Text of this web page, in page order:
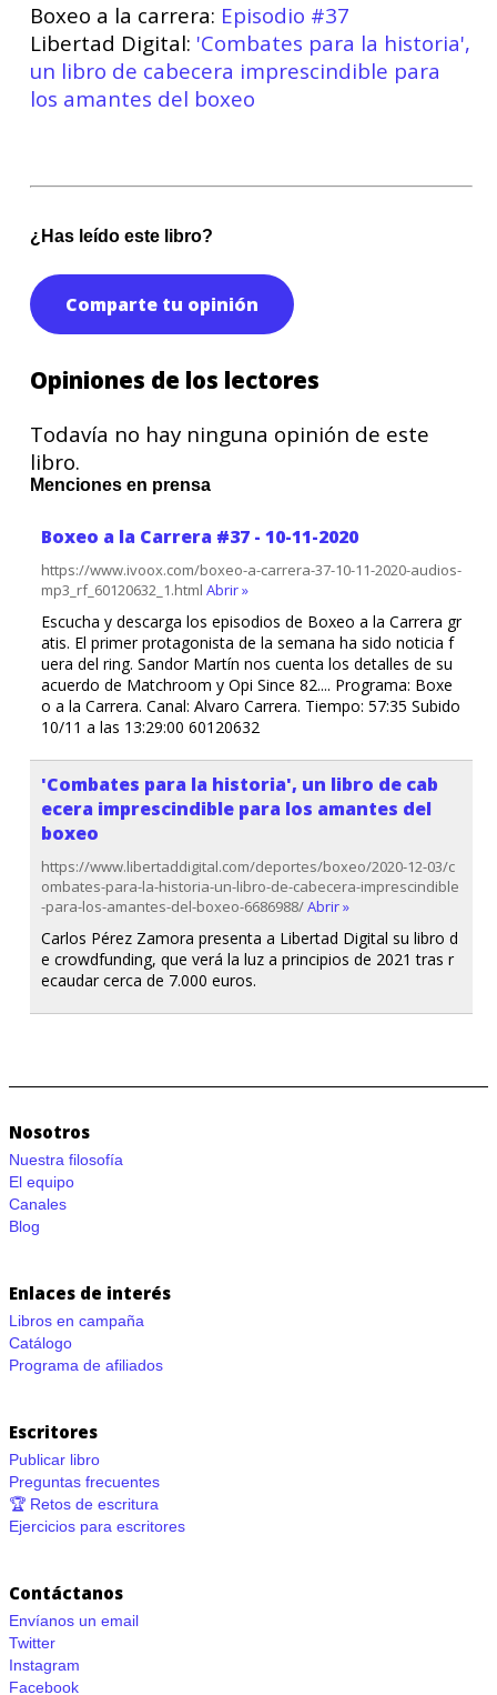
Boxeo a la carrera: Episodio #37
Libertad Digital: 'Combates para la historia',
un libro de cabecera imprescindible para
los amantes del boxeo
¿Has leído este libro?
Comparte tu opinión
Opiniones de los lectores
Todavía no hay ninguna opinión de este
libro.
Menciones en prensa
Boxeo a la Carrera #37 - 10-11-2020
https://www.ivoox.com/boxeo-a-carrera-37-10-11-2020-audios-
mp3_rf_60120632_1.html Abrir »
Escucha y descarga los episodios de Boxeo a la Carrera gr
atis. El primer protagonista de la semana ha sido noticia f
uera del ring. Sandor Martín nos cuenta los detalles de su
acuerdo de Matchroom y Opi Since 82.... Programa: Boxe
o a la Carrera. Canal: Alvaro Carrera. Tiempo: 57:35 Subido
10/11 a las 13:29:00 60120632
'Combates para la historia', un libro de cab
ecera imprescindible para los amantes del
boxeo
https://www.libertaddigital.com/deportes/boxeo/2020-12-03/c
ombates-para-la-historia-un-libro-de-cabecera-imprescindible
-para-los-amantes-del-boxeo-6686988/Abrir »
Carlos Pérez Zamora presenta a Libertad Digital su libro d
e crowdfunding, que verá la luz a principios de 2021 tras r
ecaudar cerca de 7.000 euros.
Nosotros
Nuestra filosofía
El equipo
Canales
Blog
Enlaces de interés
Libros en campaña
Catálogo
Programa de afiliados
Escritores
Publicar libro
Preguntas frecuentes
🏆 Retos de escritura
Ejercicios para escritores
Contáctanos
Envíanos un email
Twitter
Instagram
Facebook